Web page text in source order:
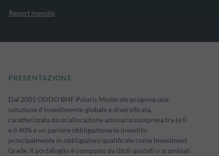
Report mensile
PRESENTAZIONE
Dal 2005 ODDO BHF Polaris Moderate propone una
soluzione d'investimento globale e diversificata,
caratterizzata da un’allocazione azionaria compresa tra lo 0
e il 40% e un paniere obbligazionario investito
principalmente in obbligazioni qualificate come Investment
Grade. Il portafoglio è composto da titoli quotati o scambiati